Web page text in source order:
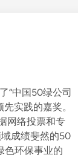
“中国50绿公司
实践的嘉奖。
网络投票和专
成绩斐然的50
色环保事业的